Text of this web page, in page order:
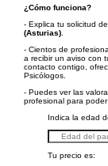
¿Cómo funciona?
- Explica tu solicitud
(Asturias)
- Cientos de
a recibir un aviso con
contacto contigo,
Psicólogos.
- Puedes ver las
profesional para
Indica la edad
Tu precio es: